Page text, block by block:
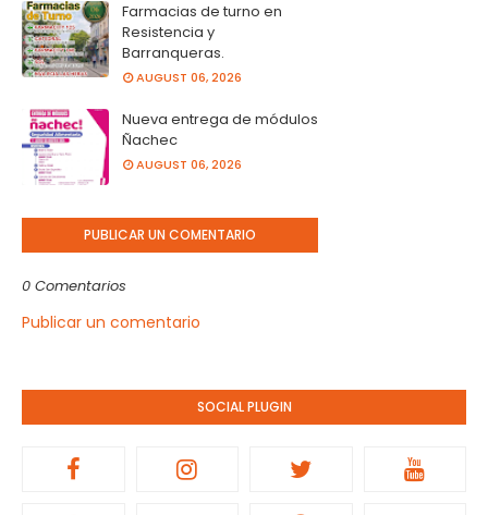
Farmacias de turno en
Resistencia y
Barranqueras.
AUGUST 06, 2026
Nueva entrega de módulos
Ñachec
AUGUST 06, 2026
PUBLICAR UN COMENTARIO
0 Comentarios
Publicar un comentario
SOCIAL PLUGIN